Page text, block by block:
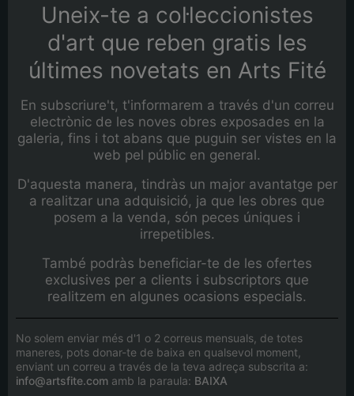
Uneix-te a col·leccionistes
d'art que reben gratis les
últimes novetats en Arts Fité
En subscriure't, t'informarem a través d'un correu
electrònic de les noves obres exposades en la
galeria, fins i tot abans que puguin ser vistes en la
web pel públic en general.
D'aquesta manera, tindràs un major avantatge per
a realitzar una adquisició, ja que les obres que
posem a la venda, són peces úniques i
irrepetibles.
També podràs beneficiar-te de les ofertes
exclusives per a clients i subscriptors que
realitzem en algunes ocasions especials.
No solem enviar més d'1 o 2 correus mensuals, de totes
maneres, pots donar-te de baixa en qualsevol moment,
enviant un correu a través de la teva adreça subscrita a:
info@artsfite.com amb la paraula: BAIXA